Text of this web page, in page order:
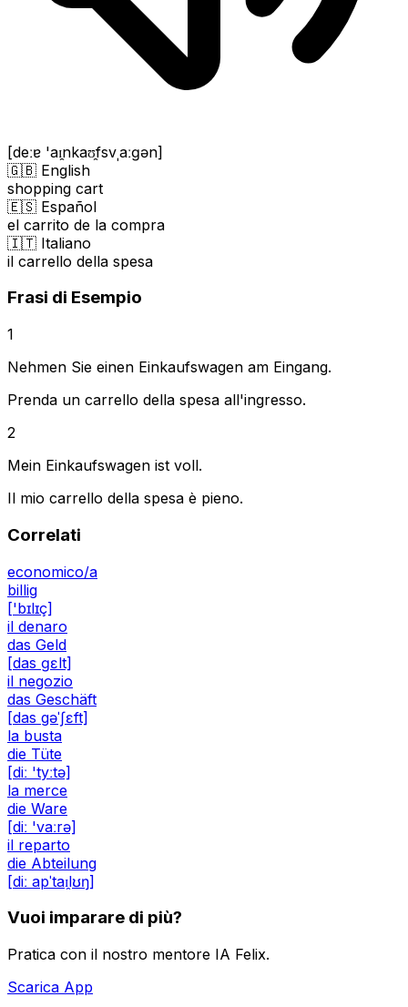
[deːɐ 'aɪ̯nkaʊ̯fsvˌaːɡən]
🇬🇧 English
shopping cart
🇪🇸 Español
el carrito de la compra
🇮🇹 Italiano
il carrello della spesa
Frasi di Esempio
1
Nehmen Sie einen Einkaufswagen am Eingang.
Prenda un carrello della spesa all'ingresso.
2
Mein Einkaufswagen ist voll.
Il mio carrello della spesa è pieno.
Correlati
economico/a
billig
['bɪlɪç]
il denaro
das Geld
[das ɡɛlt]
il negozio
das Geschäft
[das gəˈʃɛft]
la busta
die Tüte
[diː 'tyːtə]
la merce
die Ware
[diː 'vaːrə]
il reparto
die Abteilung
[diː apˈtaɪ̯lʊŋ]
Vuoi imparare di più?
Pratica con il nostro mentore IA Felix.
Scarica App